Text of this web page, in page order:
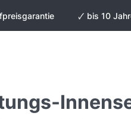
🗸 bis 10